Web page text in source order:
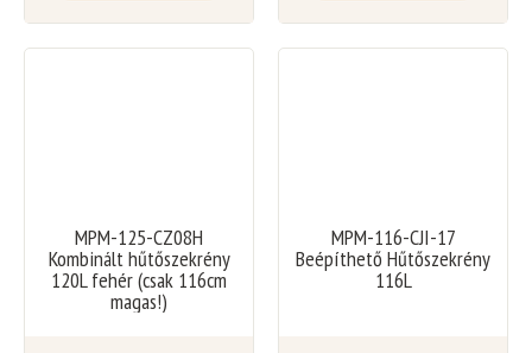
MPM-125-CZ08H
Kombinált hűtőszekrény
120L fehér (csak 116cm
magas!)
MPM-116-CJI-17
Beépíthető Hűtőszekrény
116L